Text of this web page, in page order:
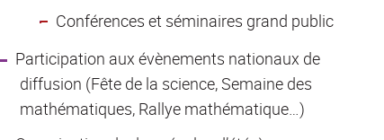
Conférences et séminaires grand public
Participation aux évènements nationaux de
diffusion (Fête de la science, Semaine des
mathématiques, Rallye mathématique…)